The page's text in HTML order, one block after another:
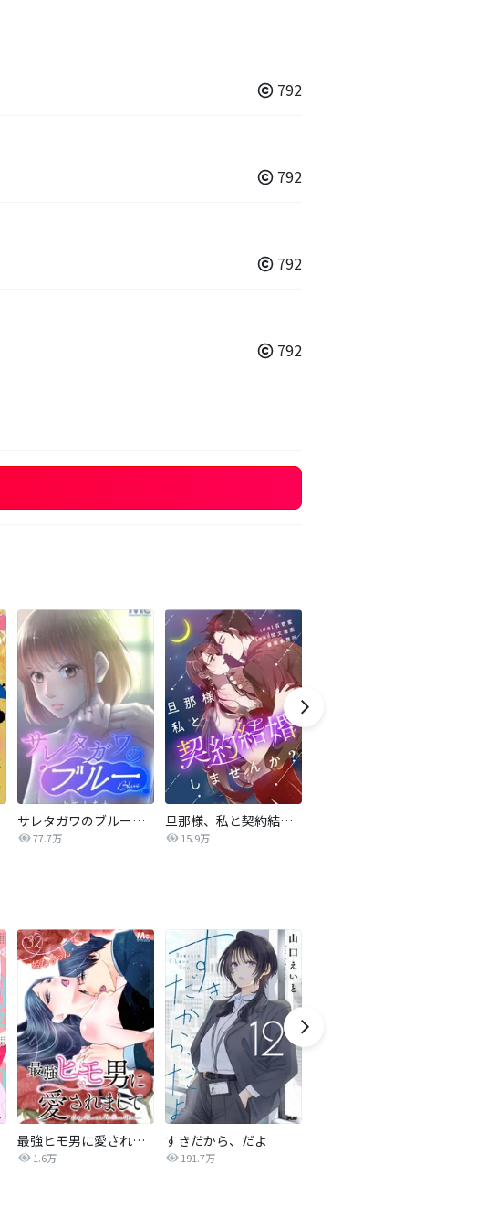
792
792
792
792
サレタガワのブルー【タテヨミ】
77.7万
旦那様、私と契約結婚しませんか？【タテヨミ】
15.9万
最強ヒモ男に愛されまして
1.6万
すきだから、だよ
191.7万